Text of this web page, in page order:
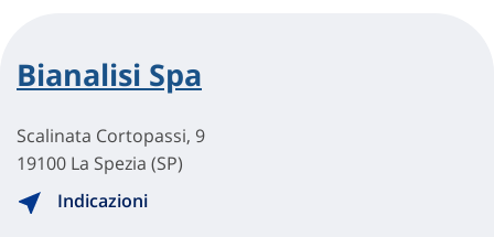
Bianalisi Spa
Scalinata Cortopassi, 9
19100 La Spezia (SP)
Indicazioni